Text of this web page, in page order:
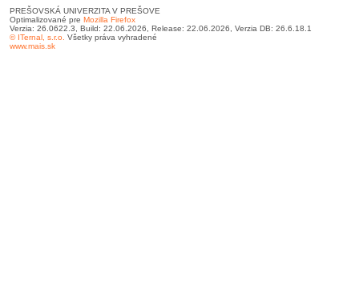
PREŠOVSKÁ UNIVERZITA V PREŠOVE
Optimalizované pre Mozilla Firefox
Verzia: 26.0622.3, Build: 22.06.2026, Release: 22.06.2026, Verzia DB: 26.6.18.1
© ITernal, s.r.o. Všetky práva vyhradené
www.mais.sk